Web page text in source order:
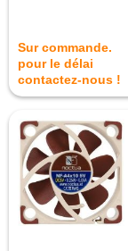
Sur commande.
pour le délai
contactez-nous !